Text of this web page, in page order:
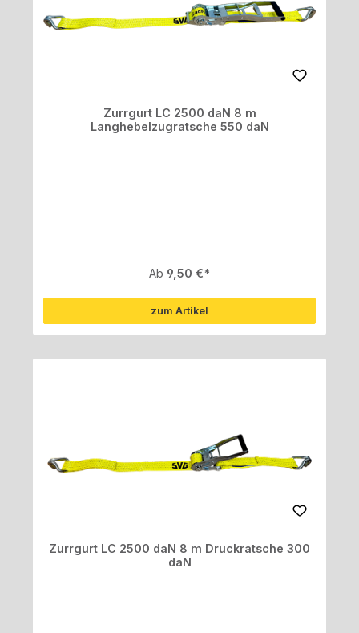
Zurrgurt LC 2500 daN 8 m
Langhebelzugratsche 550 daN
Regulärer Preis:
Ab 9,50 €
zum Artikel
Zurrgurt LC 2500 daN 8 m Druckratsche 300
daN